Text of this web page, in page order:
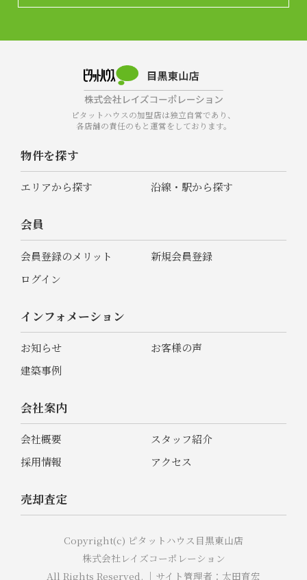
ピタットハウスの加盟店は独立自営であり、
各店舗の責任のもと運営をしております。
物件を探す
エリアから探す 沿線・駅から探す
会員
会員登録のメリット
新規会員登録
ログイン
インフォメーション
お知らせ
お客様の声
建築事例
会社案内
会社概要
スタッフ紹介
採用情報
アクセス
売却査定
Copyright(c) ピタットハウス目黒東山店
株式会社レイズコーポレーション
All Rights Reserved. ｜サイト管理者：太田育宏